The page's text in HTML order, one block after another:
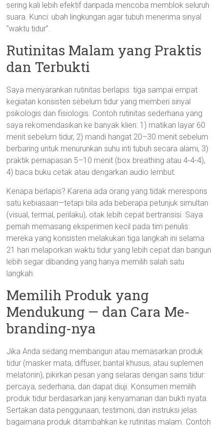
sering kali lebih efektif daripada mencoba memblok seluruh
suara. Kunci: ubah lingkungan agar tubuh menerima sinyal
“waktu tidur”.
Rutinitas Malam yang Praktis
dan Terbukti
Saya menyarankan rutinitas berlapis: tiga sampai empat
kegiatan konsisten sebelum tidur yang memberi sinyal
psikologis dan fisiologis. Contoh rutinitas sederhana yang
saya rekomendasikan ke banyak klien: 1) matikan layar 60
menit sebelum tidur, 2) mandi hangat 20–30 menit sebelum
berbaring untuk menurunkan suhu inti tubuh secara alami, 3)
praktik pernapasan 5–10 menit (box breathing atau 4-4-4),
4) baca buku cetak atau dengarkan audio lembut.
Kenapa berlapis? Karena ada orang yang tidak merespons
satu kebiasaan—tetapi bila ada beberapa petunjuk simultan
(visual, termal, perilaku), otak lebih cepat bertransisi. Saya
pernah memasang eksperimen kecil pada tim penulis:
mereka yang konsisten melakukan tiga langkah ini selama
21 hari melaporkan waktu tidur yang lebih cepat dan bangun
lebih segar dibanding yang hanya memilih salah satu
langkah.
Memilih Produk yang
Mendukung — dan Cara Me-
branding-nya
Jika Anda sedang membangun atau memasarkan produk
tidur (masker mata, diffuser, bantal khusus, atau suplemen
melatonin), pikirkan pesan yang selaras dengan sains tidur:
percaya, sederhana, dan dapat diuji. Konsumen memilih
produk tidur berdasarkan janji kenyamanan dan bukti nyata.
Sertakan data penggunaan, testimoni, dan instruksi jelas
bagaimana produk ditambahkan ke rutinitas malam. Contoh